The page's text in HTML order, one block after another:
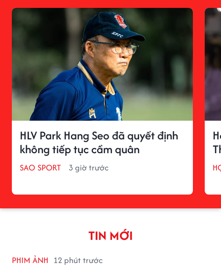
HLV Park Hang Seo đã quyết định
không tiếp tục cầm quân
SAO SPORT 3 giờ trước
TIN MỚI
PHIM ẢNH 12 phút trước